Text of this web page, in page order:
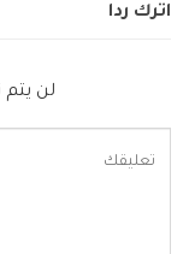
اترك ردا
لن يتم